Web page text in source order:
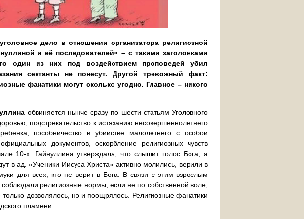
дело в отношении организатора религиозной
и её последователей» – с такими заголовками
один из них под воздействием проповедей убил
сектанты не понесут. Другой тревожный факт:
фанатики могут сколько угодно. Главное – никого
обвиняется нынче сразу по шести статьям Уголовного
подстрекательство к истязанию несовершеннолетнего
пособничество в убийстве малолетнего с особой
документов, оскорбление религиозных чувств
10-х. Гайнуллина утверждала, что слышит голос Бога, а
в ад. «Ученики Иисуса Христа» активно молились, верили в
для всех, кто не верит в Бога. В связи с этим взрослым
религиозные нормы, если не по собственной воле,
дозволялось, но и поощрялось. Религиозные фанатики
пламени.